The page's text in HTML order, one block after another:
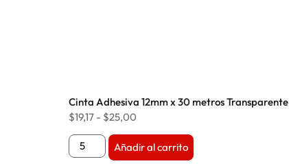
Cinta Adhesiva 12mm x 30 metros Transparente
$19,17 - $25,00
Añadir al carrito